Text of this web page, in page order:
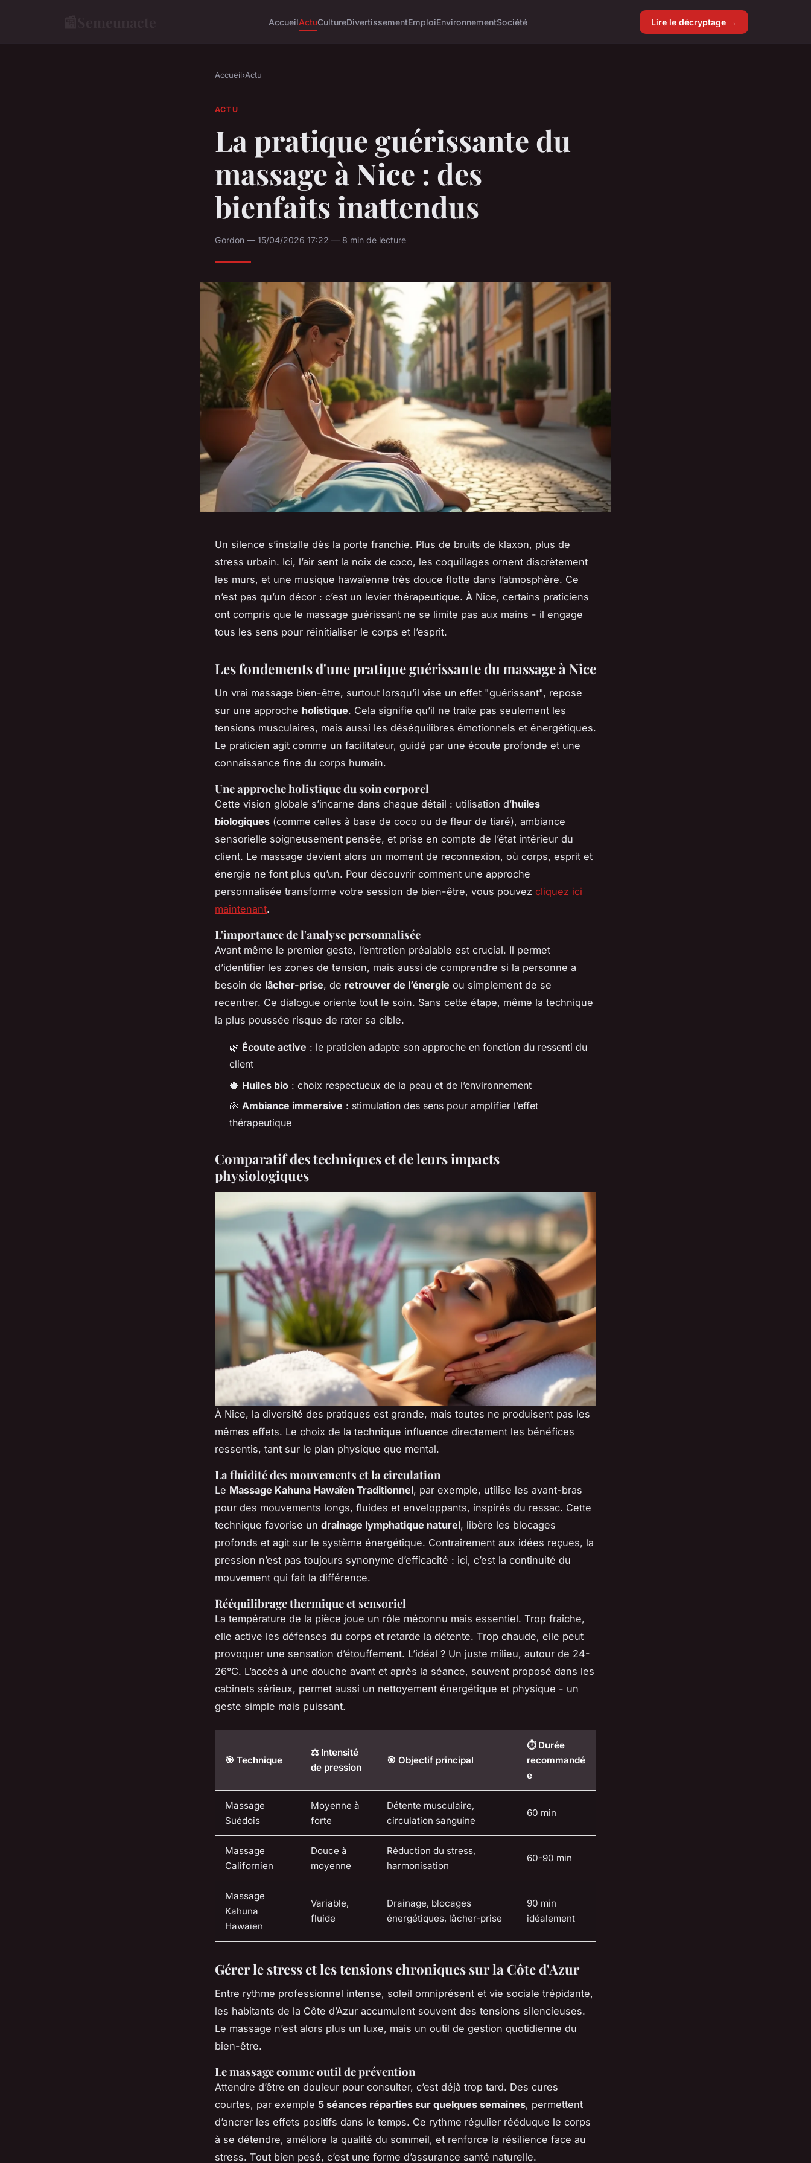
AccueilActuCultureDivertissementEmploiEnvironnementSociété Lire le décryptage →
Accueil›Actu
ACTU
La pratique guérissante du
massage à Nice : des
bienfaits inattendus
Gordon — 15/04/2026 17:22 — 8 min de lecture
Un silence s’installe dès la porte franchie. Plus de bruits de klaxon, plus de
stress urbain. Ici, l’air sent la noix de coco, les coquillages ornent discrètement
les murs, et une musique hawaïenne très douce flotte dans l’atmosphère. Ce
n’est pas qu’un décor : c’est un levier thérapeutique. À Nice, certains praticiens
ont compris que le massage guérissant ne se limite pas aux mains - il engage
tous les sens pour réinitialiser le corps et l’esprit.
Les fondements d'une pratique guérissante du massage à Nice
Un vrai massage bien-être, surtout lorsqu’il vise un effet "guérissant", repose
sur une approche holistique. Cela signifie qu’il ne traite pas seulement les
tensions musculaires, mais aussi les déséquilibres émotionnels et énergétiques.
Le praticien agit comme un facilitateur, guidé par une écoute profonde et une
connaissance fine du corps humain.
Une approche holistique du soin corporel
Cette vision globale s’incarne dans chaque détail : utilisation d’huiles
biologiques (comme celles à base de coco ou de fleur de tiaré), ambiance
sensorielle soigneusement pensée, et prise en compte de l’état intérieur du
client. Le massage devient alors un moment de reconnexion, où corps, esprit et
énergie ne font plus qu’un. Pour découvrir comment une approche
personnalisée transforme votre session de bien-être, vous pouvez cliquez ici
maintenant.
L'importance de l'analyse personnalisée
Avant même le premier geste, l’entretien préalable est crucial. Il permet
d’identifier les zones de tension, mais aussi de comprendre si la personne a
besoin de lâcher-prise, de retrouver de l’énergie ou simplement de se
recentrer. Ce dialogue oriente tout le soin. Sans cette étape, même la technique
la plus poussée risque de rater sa cible.
🌿 Écoute active : le praticien adapte son approche en fonction du ressenti du
client
🥥 Huiles bio : choix respectueux de la peau et de l’environnement
🐚 Ambiance immersive : stimulation des sens pour amplifier l’effet
thérapeutique
Comparatif des techniques et de leurs impacts
physiologiques
À Nice, la diversité des pratiques est grande, mais toutes ne produisent pas les
mêmes effets. Le choix de la technique influence directement les bénéfices
ressentis, tant sur le plan physique que mental.
La fluidité des mouvements et la circulation
Le Massage Kahuna Hawaïen Traditionnel, par exemple, utilise les avant-bras
pour des mouvements longs, fluides et enveloppants, inspirés du ressac. Cette
technique favorise un drainage lymphatique naturel, libère les blocages
profonds et agit sur le système énergétique. Contrairement aux idées reçues, la
pression n’est pas toujours synonyme d’efficacité : ici, c’est la continuité du
mouvement qui fait la différence.
Rééquilibrage thermique et sensoriel
La température de la pièce joue un rôle méconnu mais essentiel. Trop fraîche,
elle active les défenses du corps et retarde la détente. Trop chaude, elle peut
provoquer une sensation d’étouffement. L’idéal ? Un juste milieu, autour de 24-
26°C. L’accès à une douche avant et après la séance, souvent proposé dans les
cabinets sérieux, permet aussi un nettoyement énergétique et physique - un
geste simple mais puissant.
🎯 Technique
⚖️ Intensité
de pression
🎯 Objectif principal
⏱️ Durée
recommandé
e
Massage
Suédois
Moyenne à
forte
Détente musculaire,
circulation sanguine
60 min
Massage
Californien
Douce à
moyenne
Réduction du stress,
harmonisation
60-90 min
Massage
Kahuna
Hawaïen
Variable,
fluide
Drainage, blocages
énergétiques, lâcher-prise
90 min
idéalement
Gérer le stress et les tensions chroniques sur la Côte d'Azur
Entre rythme professionnel intense, soleil omniprésent et vie sociale trépidante,
les habitants de la Côte d’Azur accumulent souvent des tensions silencieuses.
Le massage n’est alors plus un luxe, mais un outil de gestion quotidienne du
bien-être.
Le massage comme outil de prévention
Attendre d’être en douleur pour consulter, c’est déjà trop tard. Des cures
courtes, par exemple 5 séances réparties sur quelques semaines, permettent
d’ancrer les effets positifs dans le temps. Ce rythme régulier rééduque le corps
à se détendre, améliore la qualité du sommeil, et renforce la résilience face au
stress. Tout bien pesé, c’est une forme d’assurance santé naturelle.